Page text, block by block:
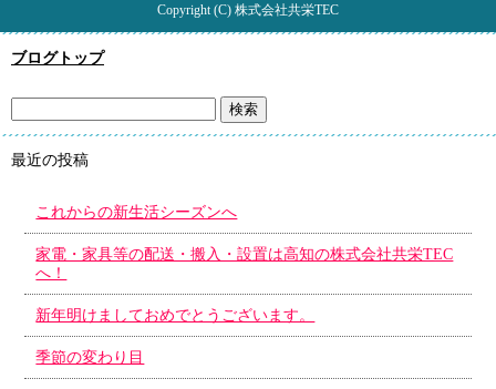
Copyright (C) 株式会社共栄TEC
ブログトップ
最近の投稿
これからの新生活シーズンへ
家電・家具等の配送・搬入・設置は高知の株式会社共栄TEC
へ！
新年明けましておめでとうございます。
季節の変わり目